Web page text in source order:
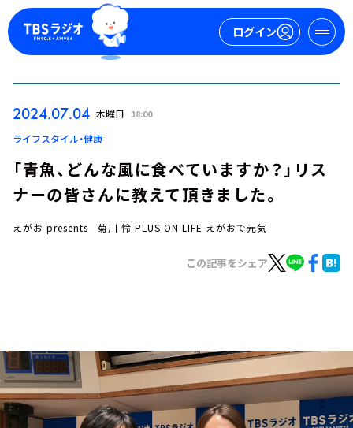
ログイン
ログイン
お知らせ
イベント・グッズ
YouTube
会社情報
2024.07.04 木曜日 18:00
ライフスタイル・健康
「青魚、どんな風に食べていますか？」リス
ナーの皆さんに教えて頂きました。
えがお presents 菊川 怜 PLUS ON LIFE えがおで元気
この記事をシェア